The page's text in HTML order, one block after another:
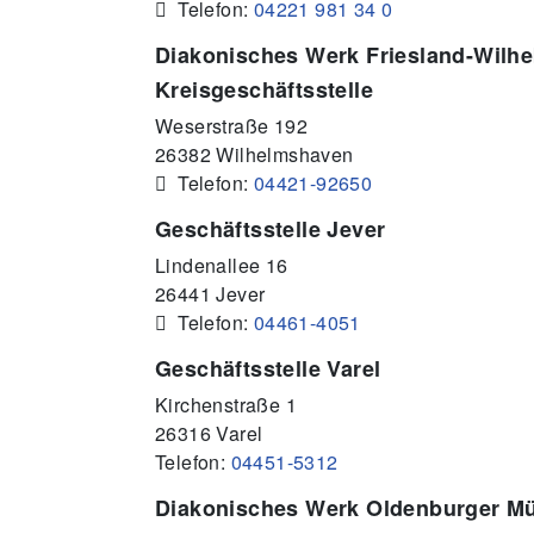
 Telefon: 04221 981 34 0
Diakonisches Werk Friesland-
Kreisgeschäftsstelle
Weserstraße 192
26382 Wilhelmshaven
 Telefon: 04421-92650
Geschäftsstelle Jever
Lindenallee 16
26441 Jever
 Telefon: 04461-4051
Geschäftsstelle Varel
Kirchenstraße 1
26316 Varel
Telefon: 04451-5312
Diakonisches Werk Oldenburger